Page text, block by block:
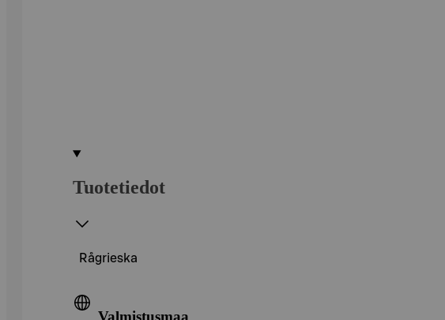
Tuotetiedot
Rågrieska
Valmistusmaa